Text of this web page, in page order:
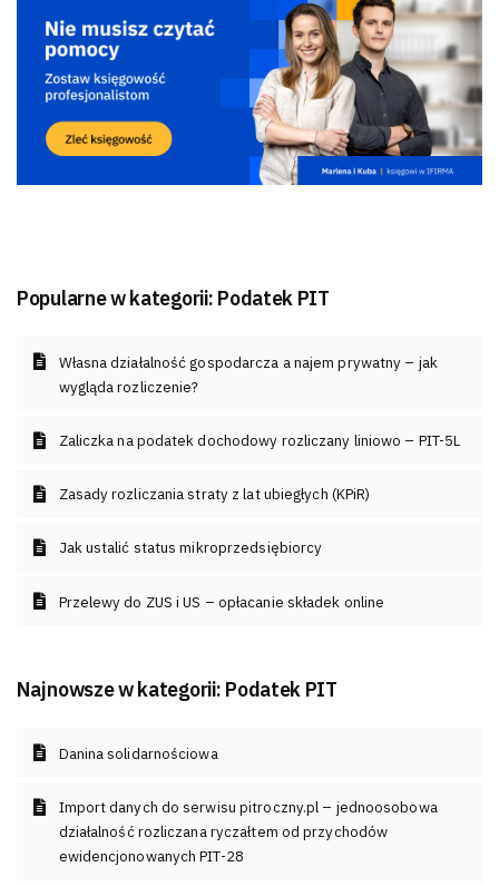
Popularne w kategorii: Podatek PIT
Własna działalność gospodarcza a najem prywatny – jak
wygląda rozliczenie?
Zaliczka na podatek dochodowy rozliczany liniowo – PIT-5L
Zasady rozliczania straty z lat ubiegłych (KPiR)
Jak ustalić status mikroprzedsiębiorcy
Przelewy do ZUS i US – opłacanie składek online
Najnowsze w kategorii: Podatek PIT
Danina solidarnościowa
Import danych do serwisu pitroczny.pl – jednoosobowa
działalność rozliczana ryczałtem od przychodów
ewidencjonowanych PIT-28